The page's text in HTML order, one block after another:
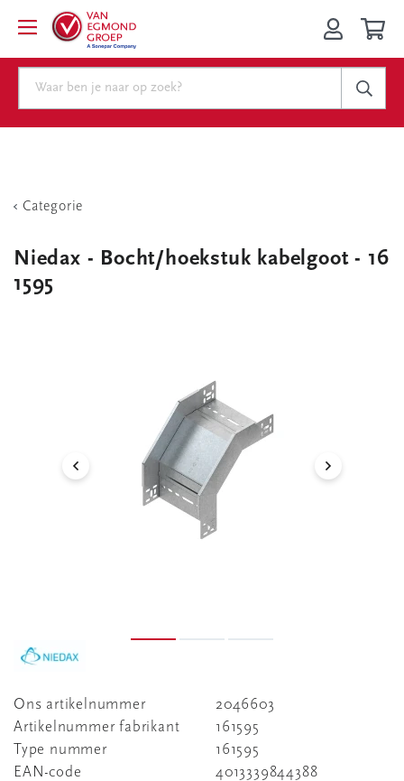
Categorie
Niedax - Bocht/hoekstuk kabelgoot - 16
1595
Ons artikelnummer
2046603
Artikelnummer fabrikant
161595
Type nummer
161595
EAN-code
4013339844388